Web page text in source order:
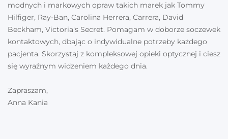
modnych i markowych opraw takich marek jak Tommy
Hilfiger, Ray-Ban, Carolina Herrera, Carrera, David
Beckham, Victoria's Secret. Pomagam w doborze soczewek
kontaktowych, dbając o indywidualne potrzeby każdego
pacjenta. Skorzystaj z kompleksowej opieki optycznej i ciesz
się wyraźnym widzeniem każdego dnia.
Zapraszam,
Anna Kania